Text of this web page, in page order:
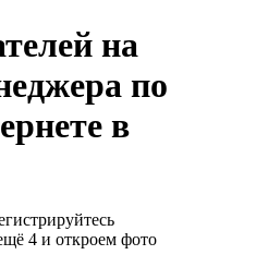
на
по
в
4 и откроем фото